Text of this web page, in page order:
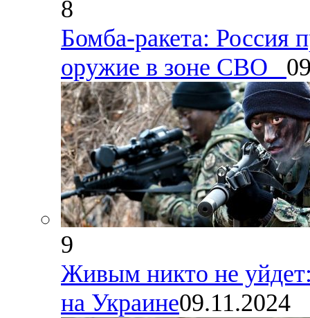
8
Бомба-ракета: Россия
оружие в зоне СВО
9
Живым никто не
на Украине09.11.2024